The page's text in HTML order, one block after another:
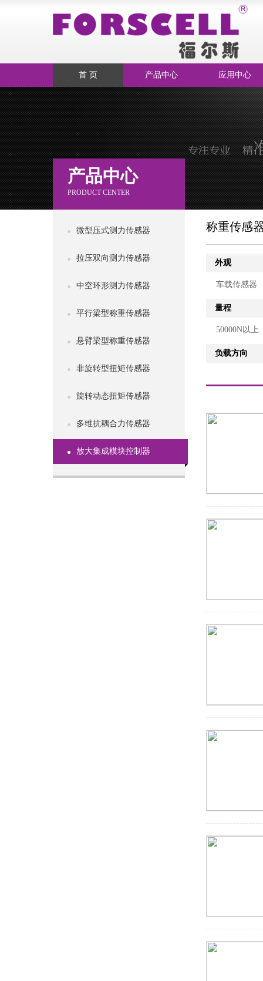
首 页 产品中心 应用中心
产品中心
PRODUCT CENTER
微型压式测力传感器
拉压双向测力传感器
中空环形测力传感器
平行梁型称重传感器
悬臂梁型称重传感器
非旋转型扭矩传感器
旋转动态扭矩传感器
多维抗耦合力传感器
放大集成模块控制器
称重传感
外观
车载传感器
量程
50000N以上
负载方向